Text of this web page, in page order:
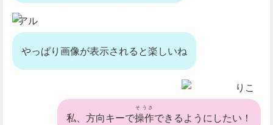
アル
やっぱり画像が表示されると楽しいね
りこ
私、方向キーで操作
そうさ
できるようにしたい！